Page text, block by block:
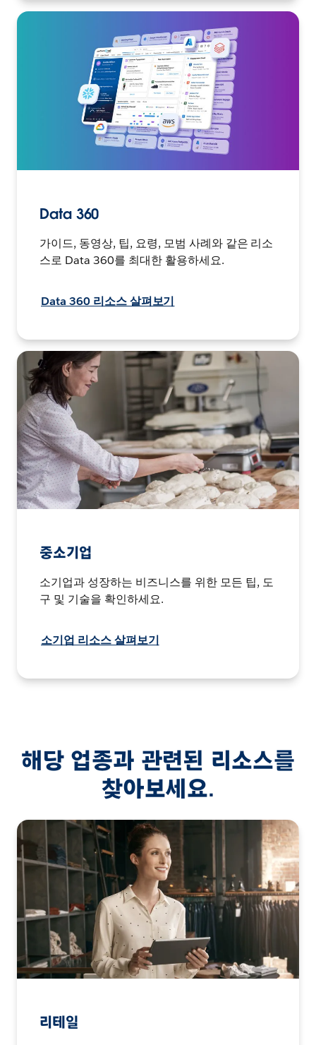
Data 360
가이드, 동영상, 팁, 요령, 모범 사례와 같은 리소
스로 Data 360를 최대한 활용하세요.
Data 360 리소스 살펴보기
중소기업
소기업과 성장하는 비즈니스를 위한 모든 팁, 도
구 및 기술을 확인하세요.
소기업 리소스 살펴보기
해당 업종과 관련된 리소스를
찾아보세요.
리테일